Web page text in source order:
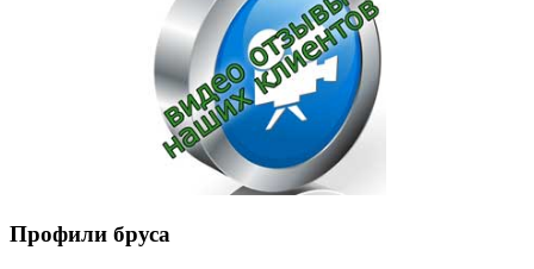
Профили бруса